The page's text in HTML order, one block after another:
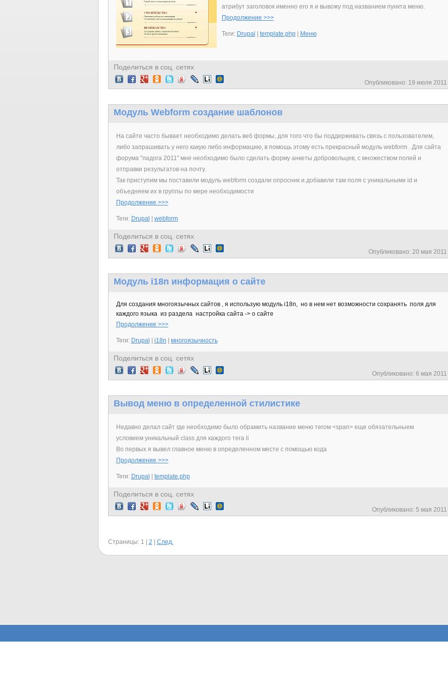
атрибут заголовок именно его я и вывожу под названием пункта меню.
Продолжение >>>
Теги: Drupal template.php| Меню
Поделиться в соц. сетях
Опубликовано: 19 июля 2011
Модуль Webform создание шаблонов
На сайте часто бывает необходимо делать веб формы, для того что бы поддерживать связь с пользователем,
либо запрашивать у него какую либо информацию, в помощь этому есть прекрасный модуль webform . Для сайта
форума "ладога 2011" мне необходимо было сделать форму анкеты добровольцев, с множеством полей и
отправки результатов на почту.
Так приступим мы поставили модуль webform создали опросник и добавили там поля с уникальными id и
объедняем их в группы по мере необходимости
Продолжение >>>
Теги: Drupal webform
Поделиться в соц. сетях
Опубликовано: 20 мая 2011
Модуль i18n информация о сайте
Для создания многоязычных сайтов , я использую модуль i18n, но в нем нет возможности сохранять поля для
каждого языка из раздела настройка сайта -> о сайте
Продолжение >>>
Теги: Drupal i18n многоязычность
Поделиться в соц. сетях
Опубликовано: 6 мая 2011
Вывод меню в определенной стилистике
Недавно делал сайт где необходимо было обрамить название меню тегом <span> еще обязательныем
условием уникальный class для каждого тега li
Во первых я вывел главное меню в определенном месте с помощью кода
Продолжение >>>
Теги: Drupal template.php
Поделиться в соц. сетях
Опубликовано: 5 мая 2011
Страницы: 1 2 След.